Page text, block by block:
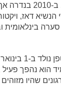
מדינה עצמאית. ב-
הנשיא דאז,
בינלאומית
הוא נהפך פעיל
שהיו